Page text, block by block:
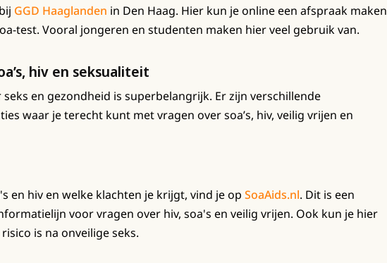
GGD Haaglanden in Den Haag. Hier kun je online een afspraak maken
test. Vooral jongeren en studenten maken hier veel gebruik van.
hiv en seksualiteit
en gezondheid is superbelangrijk. Er zijn verschillende
waar je terecht kunt met vragen over soa’s, hiv, veilig vrijen en
en hiv en welke klachten je krijgt, vind je op SoaAids.nl. Dit is een
voor vragen over hiv, soa's en veilig vrijen. Ook kun je hier
is na onveilige seks.